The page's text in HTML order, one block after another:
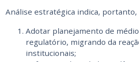
Análise estratégica indica, portanto,
Adotar planejamento de
regulatório, migrando da
institucionais;